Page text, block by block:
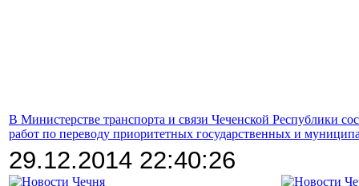
В Министерстве транспорта и связи Чеченской Республики
работ по переводу приоритетных государственных и
29.12.2014 22:40:26